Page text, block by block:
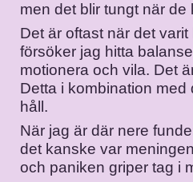
men det blir tungt när de
Det är oftast när det
försöker jag hitta
motionera och vila. Det
Detta i kombination med
håll.
När jag är där nere
det kanske var
och paniken griper tag i